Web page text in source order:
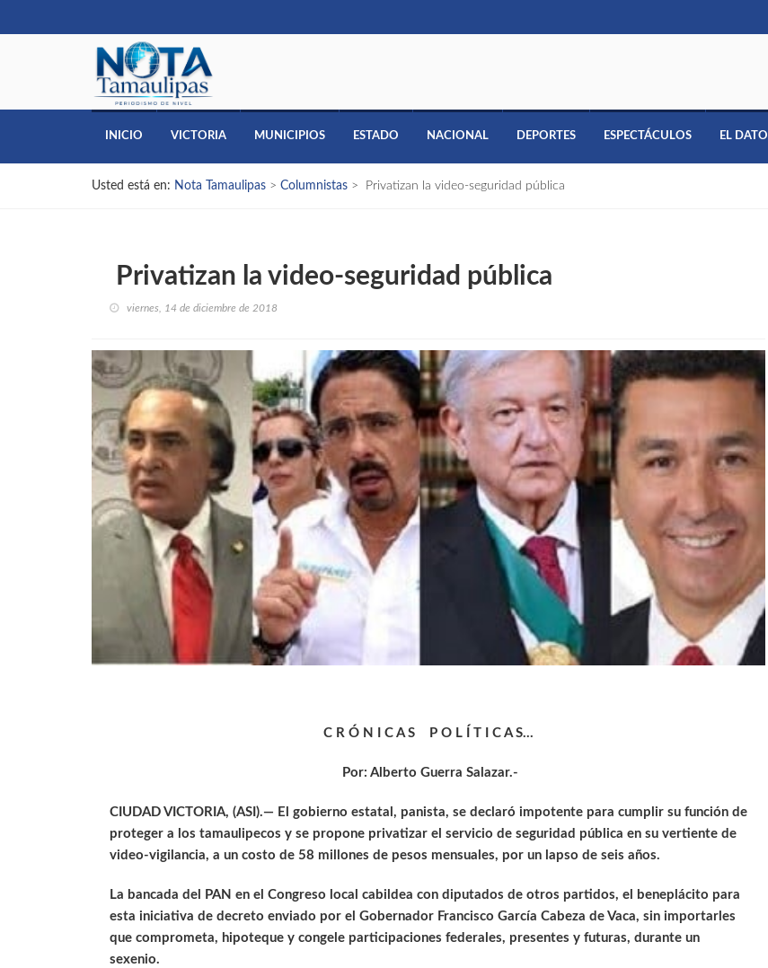
INICIO VICTORIA MUNICIPIOS ESTADO NACIONAL DEPORTES ESPECTÁCULOS EL DATO
Usted está en: Nota Tamaulipas > Columnistas > Privatizan la video-seguridad pública
Privatizan la video-seguridad pública
viernes, 14 de diciembre de 2018
C R Ó N I C A S P O L Í T I C A S…
Por: Alberto Guerra Salazar.-
CIUDAD VICTORIA, (ASI).— El gobierno estatal, panista, se declaró impotente para cumplir su función de
proteger a los tamaulipecos y se propone privatizar el servicio de seguridad pública en su vertiente de
video-vigilancia, a un costo de 58 millones de pesos mensuales, por un lapso de seis años.
La bancada del PAN en el Congreso local cabildea con diputados de otros partidos, el beneplácito para
esta iniciativa de decreto enviado por el Gobernador Francisco García Cabeza de Vaca, sin importarles
que comprometa, hipoteque y congele participaciones federales, presentes y futuras, durante un
sexenio.